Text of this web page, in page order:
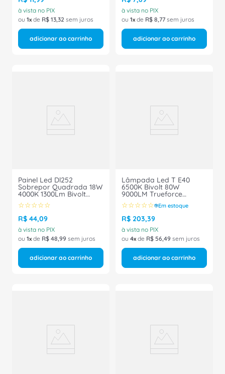
à vista no PIX
ou 1 de R$ 13,32 sem juros
adicionar ao carrinho
à vista no PIX
ou 1 de R$ 8,77 sem juros
adicionar ao carrinho
Painel Led Dl252
Sobrepor Quadrada 18W
4000K 1300Lm Bivolt
929002635901 Philips
☆☆☆☆☆
R$ 44,09
à vista no PIX
ou 1 de R$ 48,99 sem juros
adicionar ao carrinho
Lâmpada Led T E40
6500K Bivolt 80W
9000LM Trueforce
929002409912 Philips
☆☆☆☆☆ Em estoque
R$ 203,39
à vista no PIX
ou 4 de R$ 56,49 sem juros
adicionar ao carrinho